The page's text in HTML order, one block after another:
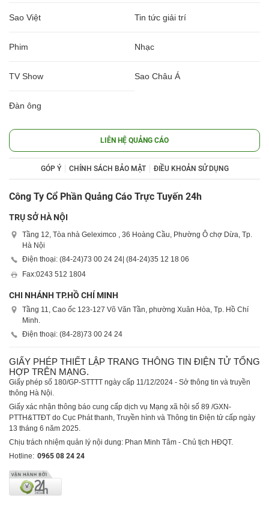
Sao Việt Tin tức giải trí
Phim Nhạc
TV Show Sao Châu Á
Đàn ông
LIÊN HỆ QUẢNG CÁO
GÓP Ý CHÍNH SÁCH BẢO MẬT ĐIỀU KHOẢN SỬ DỤNG
Công Ty Cổ Phần Quảng Cáo Trực Tuyến 24h
TRỤ SỞ HÀ NỘI
Tầng 12, Tòa nhà Geleximco , 36 Hoàng Cầu, Phường Ô chợ Dừa, Tp.
Hà Nội
Điện thoại: (84-24)73 00 24 24| (84-24)35 12 18 06
Fax:0243 512 1804
CHI NHÁNH TP.HỒ CHÍ MINH
Tầng 11, Cao ốc 123-127 Võ Văn Tần, phường Xuân Hòa, Tp. Hồ Chí
Minh.
Điện thoại: (84-28)73 00 24 24
GIẤY PHÉP THIẾT LẬP TRANG THÔNG TIN ĐIỆN TỬ TỔNG
HỢP TRÊN MẠNG.
Giấy phép số 180/GP-STTTT ngày cấp 11/12/2024 - Sở thông tin và truyền
thông Hà Nội.
Giấy xác nhận thông báo cung cấp dịch vụ Mạng xã hội số 89 /GXN-
PTTH&TTĐT do Cục Phát thanh, Truyền hình và Thông tin Điện tử cấp ngày
13 tháng 6 năm 2025.
Chịu trách nhiệm quản lý nội dung: Phan Minh Tâm - Chủ tịch HĐQT.
Hotline: 0965 08 24 24